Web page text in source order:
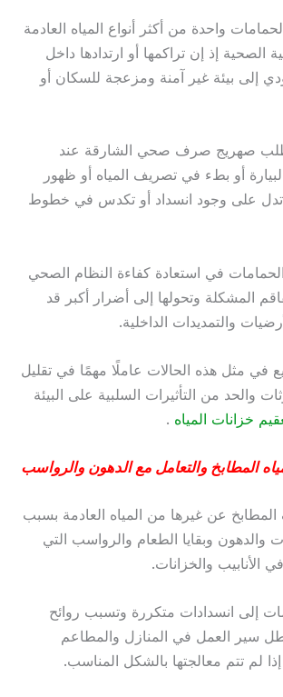
واحدة من أكثر أنواع المياه العادمة
الصحية إذ إن تراكمها أو ارتدادها داخل
إلى بيئة غير آمنة ومزعجة للسكان أو
طلب صهريج صرف صحي الشارقة عند
أو بطء في تصريف المياه أو ظهور
تدل على وجود انسداد أو تكدس في خطوط
في استعادة كفاءة النظام الصحي
المشكلة وتحولها إلى أضرار أكبر قد
والتمديدات الداخلية.
في مثل هذه الحالات عاملًا مهمًا في تقليل
والحد من التأثيرات السلبية على البيئة
خزانات المياه .
المطابخ والتعامل مع الدهون والرواسب
عن غيرها من المياه العادمة بسبب
والدهون وبقايا الطعام والرواسب التي
الأنابيب والخزانات.
إلى انسدادات متكررة وتسبب روائح
سير العمل في المنازل والمطاعم
إذا لم تتم معالجتها بالشكل المناسب.